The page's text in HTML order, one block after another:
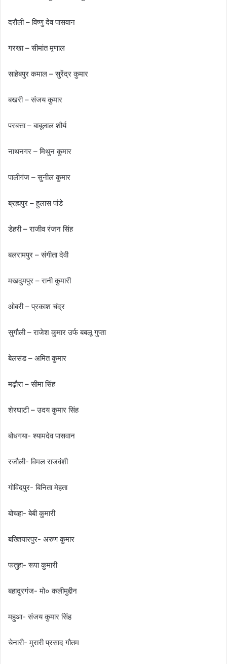
दरौली – विष्णु देव पासवान
गरखा – सीमांत मृणाल
साहेबपुर कमाल – सुरेंद्र कुमार
बखरी – संजय कुमार
परबत्ता – बाबूलाल शौर्य
नाथनगर – मिथुन कुमार
पालीगंज – सुनील कुमार
ब्रह्मपुर – हुलास पांडे
डेहरी – राजीव रंजन सिंह
बलरामपुर – संगीता देवी
मखदुमपुर – रानी कुमारी
ओबरी – प्रकाश चंद्र
सुगौली – राजेश कुमार उर्फ बबलू गुप्ता
बेलसंड – अमित कुमार
मढ़ौरा – सीमा सिंह
शेरघाटी – उदय कुमार सिंह
बोधगया- श्यामदेव पासवान
रजौली- विमल राजवंशी
गोविंदपुर- बिनिता मेहता
बोचहा- बेबी कुमारी
बख्तियारपुर- अरुण कुमार
फतुहा- रूपा कुमारी
बहादुरगंज- मो० कलीमुद्दीन
महुआ- संजय कुमार सिंह
चेनारी- मुरारी प्रसाद गौतम